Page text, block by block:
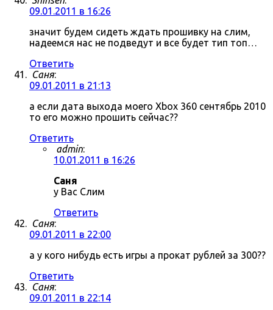
09.01.2011 в 16:26
значит будем сидеть ждать прошивку на слим,
надеемся нас не подведут и все будет тип топ…
Ответить
Саня:
09.01.2011 в 21:13
а если дата выхода моего Xbox 360 сентябрь 2010
то его можно прошить сейчас??
Ответить
admin:
10.01.2011 в 16:26
Саня
у Вас Слим
Ответить
Саня:
09.01.2011 в 22:00
а у кого нибудь есть игры а прокат рублей за 300??
Ответить
Саня:
09.01.2011 в 22:14